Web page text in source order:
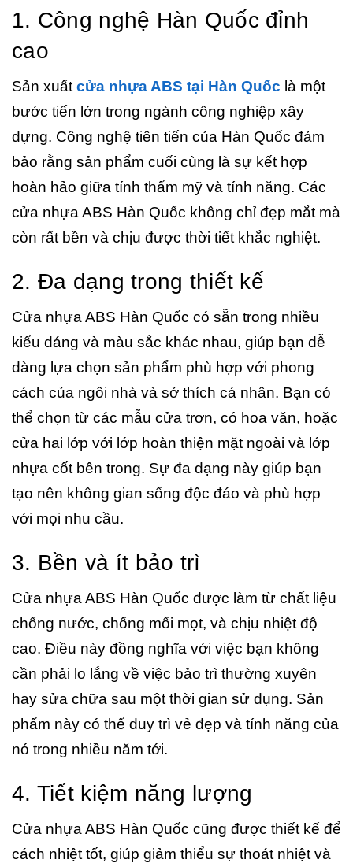
1. Công nghệ Hàn Quốc đỉnh
cao
Sản xuất cửa nhựa ABS tại Hàn Quốc là một
bước tiến lớn trong ngành công nghiệp xây
dựng. Công nghệ tiên tiến của Hàn Quốc đảm
bảo rằng sản phẩm cuối cùng là sự kết hợp
hoàn hảo giữa tính thẩm mỹ và tính năng. Các
cửa nhựa ABS Hàn Quốc không chỉ đẹp mắt mà
còn rất bền và chịu được thời tiết khắc nghiệt.
2. Đa dạng trong thiết kế
Cửa nhựa ABS Hàn Quốc có sẵn trong nhiều
kiểu dáng và màu sắc khác nhau, giúp bạn dễ
dàng lựa chọn sản phẩm phù hợp với phong
cách của ngôi nhà và sở thích cá nhân. Bạn có
thể chọn từ các mẫu cửa trơn, có hoa văn, hoặc
cửa hai lớp với lớp hoàn thiện mặt ngoài và lớp
nhựa cốt bên trong. Sự đa dạng này giúp bạn
tạo nên không gian sống độc đáo và phù hợp
với mọi nhu cầu.
3. Bền và ít bảo trì
Cửa nhựa ABS Hàn Quốc được làm từ chất liệu
chống nước, chống mối mọt, và chịu nhiệt độ
cao. Điều này đồng nghĩa với việc bạn không
cần phải lo lắng về việc bảo trì thường xuyên
hay sửa chữa sau một thời gian sử dụng. Sản
phẩm này có thể duy trì vẻ đẹp và tính năng của
nó trong nhiều năm tới.
4. Tiết kiệm năng lượng
Cửa nhựa ABS Hàn Quốc cũng được thiết kế để
cách nhiệt tốt, giúp giảm thiểu sự thoát nhiệt và